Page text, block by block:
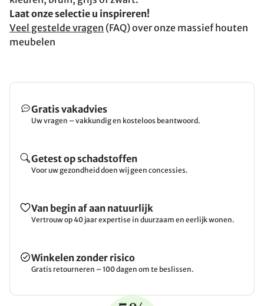
Laat onze selectie u inspireren!
Veel gestelde vragen (FAQ) over onze massief houten
meubelen
Gratis vakadvies
Uw vragen – vakkundig en kosteloos beantwoord.
Getest op schadstoffen
Voor uw gezondheid doen wij geen concessies.
Van begin af aan natuurlijk
Vertrouw op 40 jaar expertise in duurzaam en eerlijk wonen.
Winkelen zonder risico
Gratis retourneren – 100 dagen om te beslissen.